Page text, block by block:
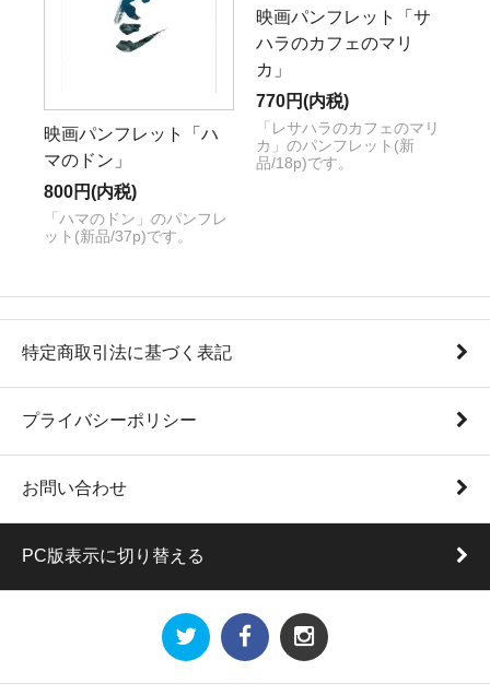
映画パンフレット「ハ
マのドン」
800円(内税)
「ハマのドン」のパンフレ
ット(新品/37p)です。
映画パンフレット「サ
ハラのカフェのマリ
カ」
770円(内税)
「レサハラのカフェのマリ
カ」のパンフレット(新
品/18p)です。
特定商取引法に基づく表記
プライバシーポリシー
お問い合わせ
PC版表示に切り替える